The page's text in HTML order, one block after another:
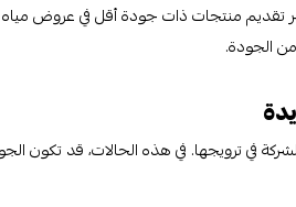
تقديم منتجات ذات جودة أقل في عروض مياه
الجودة.
في ترويجها. في هذه الحالات، قد تكون